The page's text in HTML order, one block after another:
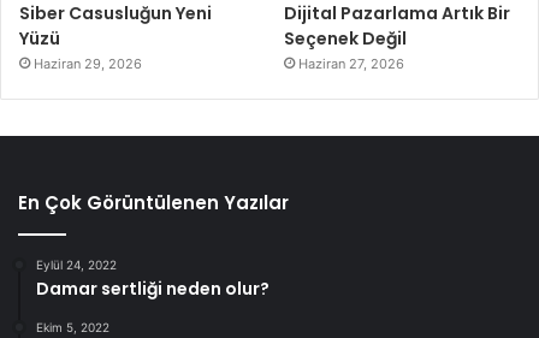
Siber Casusluğun Yeni
Yüzü
Haziran 29, 2026
Dijital Pazarlama Artık Bir
Seçenek Değil
Haziran 27, 2026
En Çok Görüntülenen Yazılar
Eylül 24, 2022
Damar sertliği neden olur?
Ekim 5, 2022